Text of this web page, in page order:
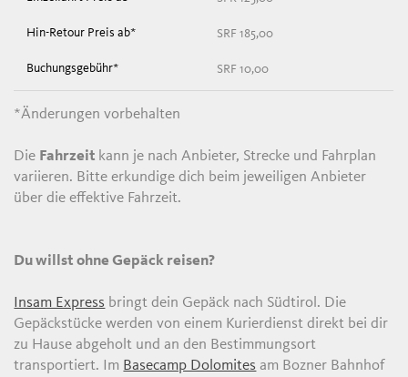
SRF 185,00
SRF 10,00
*Änderungen vorbehalten
Die Fahrzeit kann je nach Anbieter, Strecke und Fahrplan
variieren. Bitte erkundige dich beim jeweiligen Anbieter
über die effektive Fahrzeit.
Du willst ohne Gepäck reisen?
Insam Express bringt dein Gepäck nach Südtirol. Die
Gepäckstücke werden von einem Kurierdienst direkt bei dir
zu Hause abgeholt und an den Bestimmungsort
transportiert. Im Basecamp Dolomites am Bozner Bahnhof